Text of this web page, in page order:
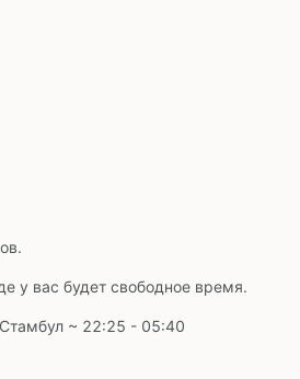
у вас будет свободное время.
~ 22:25 - 05:40